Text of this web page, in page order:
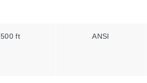
500 ft ANSI